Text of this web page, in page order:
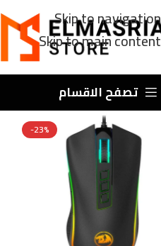
Skip to navigation
Skip to main content
تصفح الاقسام
-23%